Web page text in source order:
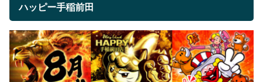
ハッピー手稲前田